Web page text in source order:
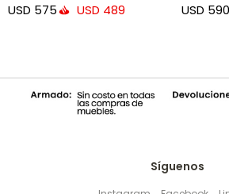
USD 575 USD 489 USD 590
Síguenos